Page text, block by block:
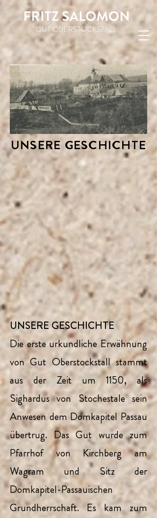
UNSERE GESCHICHTE
UNSERE GESCHICHTE
Die erste urkundliche Erwähnung
von Gut Oberstockstall stammt
aus der Zeit um 1150, als
Sighardus von Stochestale sein
Anwesen dem Domkapitel Passau
übertrug. Das Gut wurde zum
Pfarrhof von Kirchberg am
Wagram und Sitz der
Domkapitel-Passauischen
Grundherrschaft. Es kam zum